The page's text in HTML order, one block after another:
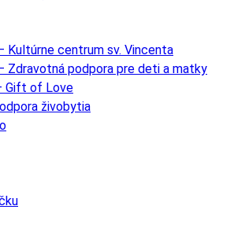
Kultúrne centrum sv. Vincenta
Zdravotná podpora pre deti a matky
Gift of Love
živobytia